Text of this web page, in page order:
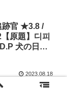
跡官 ★3.8 /
原題】디피
犬の日
2023.08.18